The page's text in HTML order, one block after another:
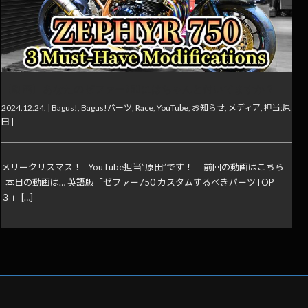
2024.12.24. | Bagus!, Bagus!パーツ, Race, YouTube, お知らせ, メディア, 担当:原
田 |
メリークリスマス！ YouTube担当”原田”です！ 前回の動画はこちら
本日の動画は… 英語版「ゼファー750 カスタムするべきパーツTOP
３」 […]